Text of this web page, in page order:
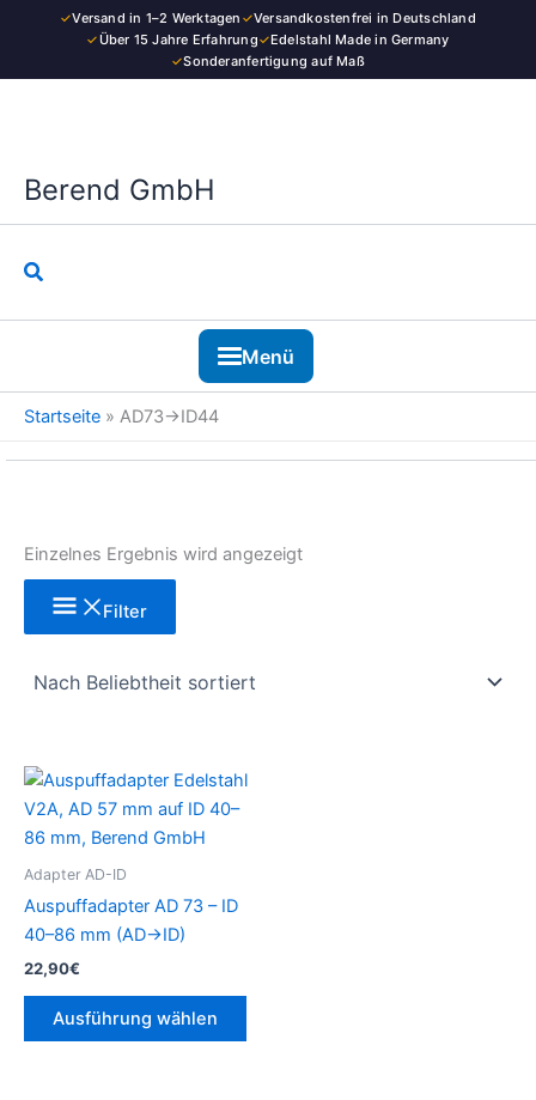
✓Versand in 1–2 Werktagen ✓Versandkostenfrei in Deutschland
✓Über 15 Jahre Erfahrung✓Edelstahl Made in Germany
✓Sonderanfertigung auf Maß
Berend GmbH
Suchen
Menü
Startseite » AD73→ID44
Einzelnes Ergebnis wird angezeigt
Filter
Adapter AD-ID
Auspuffadapter AD 73 – ID
40–86 mm (AD→ID)
22,90€
Ausführung wählen
Dieses
auf
Kategorie